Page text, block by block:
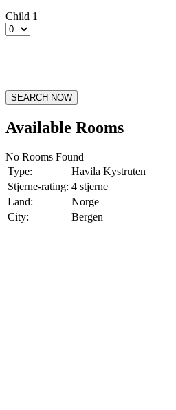
Child 1
SEARCH NOW
Available Rooms
No Rooms Found
Type:
Havila Kystruten
Stjerne-rating: 4 stjerne
Land:
Norge
City:
Bergen